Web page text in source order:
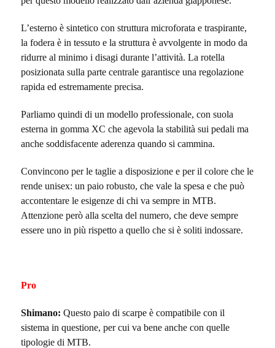
L’esterno è sintetico con struttura microforata e traspirante,
la fodera è in tessuto e la struttura è avvolgente in modo da
ridurre al minimo i disagi durante l’attività. La rotella
posizionata sulla parte centrale garantisce una regolazione
rapida ed estremamente precisa.
Parliamo quindi di un modello professionale, con suola
esterna in gomma XC che agevola la stabilità sui pedali ma
anche soddisfacente aderenza quando si cammina.
Convincono per le taglie a disposizione e per il colore che le
rende unisex: un paio robusto, che vale la spesa e che può
accontentare le esigenze di chi va sempre in MTB.
Attenzione però alla scelta del numero, che deve sempre
essere uno in più rispetto a quello che si è soliti indossare.
Pro
Shimano: Questo paio di scarpe è compatibile con il
sistema in questione, per cui va bene anche con quelle
tipologie di MTB.